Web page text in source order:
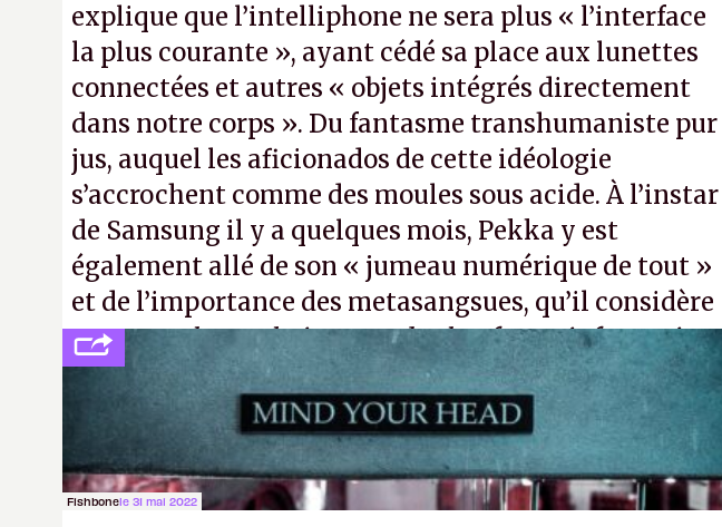
explique que l’intelliphone ne sera plus « l’interface
la plus courante », ayant cédé sa place aux lunettes
connectées et autres « objets intégrés directement
dans notre corps ». Du fantasme transhumaniste pur
jus, auquel les aficionados de cette idéologie
s’accrochent comme des moules sous acide. À l’instar
de Samsung il y a quelques mois, Pekka y est
également allé de son « jumeau numérique de tout »
et de l’importance des metasangsues, qu’il considère
comme «la prochaine grande plateforme informatique
après le World Wide Web et le mobile». (Crédit photo :
Pexels / Pixabay)
Fishbonele 31 mai 2022